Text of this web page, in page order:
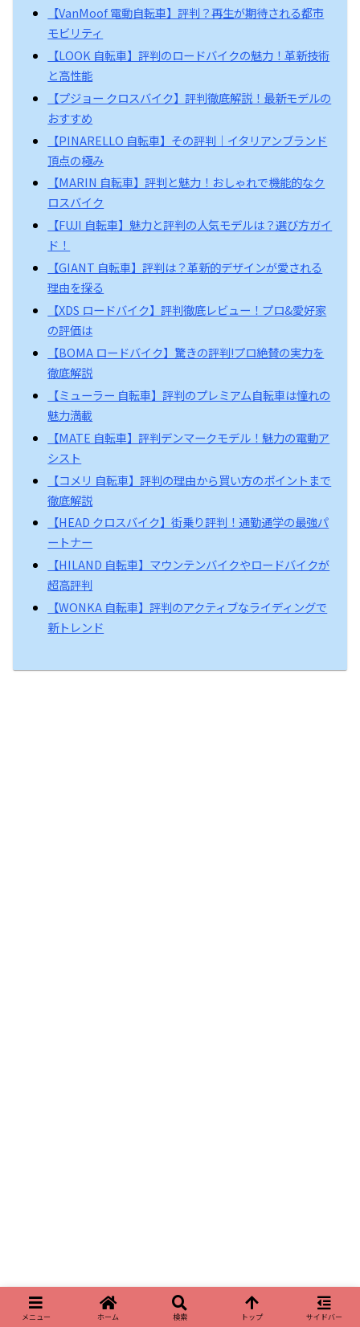
【VanMoof 電動自転車】評判？再生が期待される都市
モビリティ
【LOOK 自転車】評判のロードバイクの魅力！革新技術
と高性能
【プジョー クロスバイク】評判徹底解説！最新モデルの
おすすめ
【PINARELLO 自転車】その評判｜イタリアンブランド
頂点の極み
【MARIN 自転車】評判と魅力！おしゃれで機能的なク
ロスバイク
【FUJI 自転車】魅力と評判の人気モデルは？選び方ガイ
ド！
【GIANT 自転車】評判は？革新的デザインが愛される
理由を探る
【XDS ロードバイク】評判徹底レビュー！プロ&愛好家
の評価は
【BOMA ロードバイク】驚きの評判!プロ絶賛の実力を
徹底解説
【ミューラー 自転車】評判のプレミアム自転車は憧れの
魅力満載
【MATE 自転車】評判デンマークモデル！魅力の電動ア
シスト
【コメリ 自転車】評判の理由から買い方のポイントまで
徹底解説
【HEAD クロスバイク】街乗り評判！通勤通学の最強パ
ートナー
【HILAND 自転車】マウンテンバイクやロードバイクが
超高評判
【WONKA 自転車】評判のアクティブなライディングで
新トレンド
メニュー ホーム 検索 トップ サイドバー